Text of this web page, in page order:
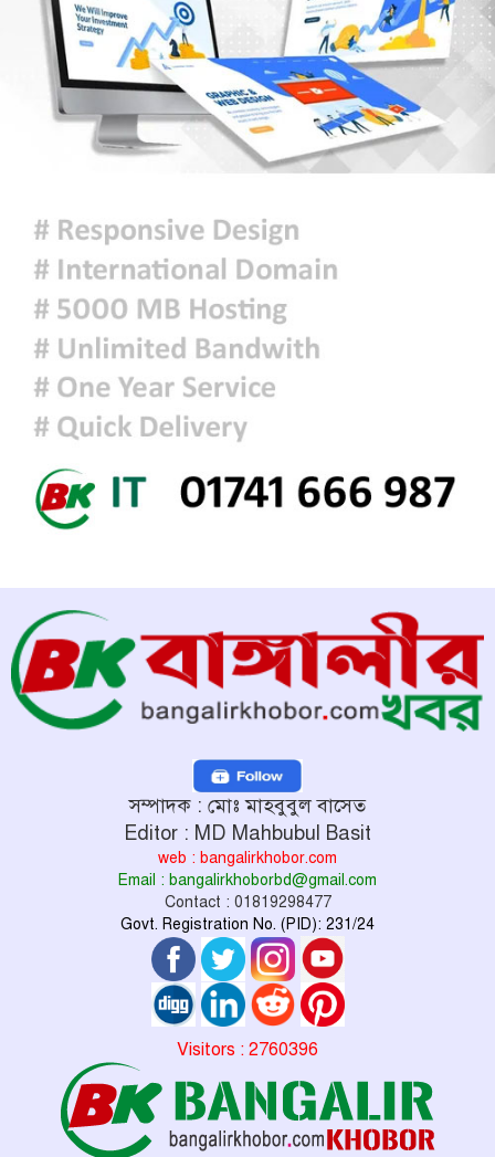
মুক্তিযুদ্ধ কোনো রাজনৈতিক দলের যুদ্ধ
ছিল না : ভারপ্রাপ্ত রাষ্ট্রপতি
ঢাকায় হালকা বৃষ্টি হতে পারে, দেশের
কোথাও কোথাও মাঝারি থেকে ভারী
বর্ষণের সম্ভাবনা
প্রধানমন্ত্রীকে বরণে প্রস্তুত চট্টগ্রাম,
নেতাকর্মীরা উজ্জীবিত
দিল্লির সংবাদ সম্মেলনে শেখ হাসিনার
ভার্চ্যুয়াল বক্তব্যে ভারতের সমর্থন নেই:
জয়সওয়াল
সম্পাদক : মোঃ মাহবুবুল বাসেত
Editor : MD Mahbubul Basit
web : bangalirkhobor.com
Email : bangalirkhoborbd@gmail.com
Contact : 01819298477
Govt. Registration No. (PID): 231/24
Visitors : 2760396